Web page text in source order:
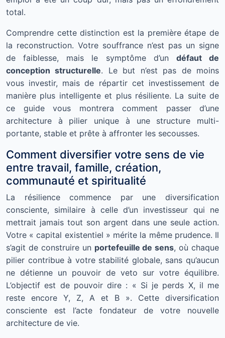
total.
Comprendre cette distinction est la première étape de
la reconstruction. Votre souffrance n’est pas un signe
de faiblesse, mais le symptôme d’un défaut de
conception structurelle. Le but n’est pas de moins
vous investir, mais de répartir cet investissement de
manière plus intelligente et plus résiliente. La suite de
ce guide vous montrera comment passer d’une
architecture à pilier unique à une structure multi-
portante, stable et prête à affronter les secousses.
Comment diversifier votre sens de vie
entre travail, famille, création,
communauté et spiritualité
La résilience commence par une diversification
consciente, similaire à celle d’un investisseur qui ne
mettrait jamais tout son argent dans une seule action.
Votre « capital existentiel » mérite la même prudence. Il
s’agit de construire un portefeuille de sens, où chaque
pilier contribue à votre stabilité globale, sans qu’aucun
ne détienne un pouvoir de veto sur votre équilibre.
L’objectif est de pouvoir dire : « Si je perds X, il me
reste encore Y, Z, A et B ». Cette diversification
consciente est l’acte fondateur de votre nouvelle
architecture de vie.